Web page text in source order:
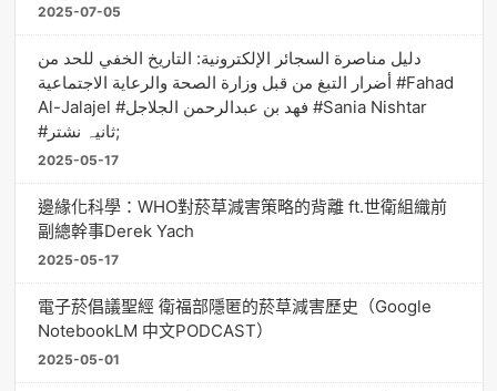
2025-07-05
دليل مناصرة السجائر الإلكترونية: التاريخ الخفي للحد من
أضرار التبغ من قبل وزارة الصحة والرعاية الاجتماعية #Fahad
Al-Jalajel #فهد بن عبدالرحمن الجلاجل #Sania Nishtar
#ثانیہ نشتر;
2025-05-17
邊緣化科學：WHO對菸草減害策略的背離 ft.世衛組織前
副總幹事Derek Yach
2025-05-17
電子菸倡議聖經 衛福部隱匿的菸草減害歷史（Google
NotebookLM 中文PODCAST）
2025-05-01